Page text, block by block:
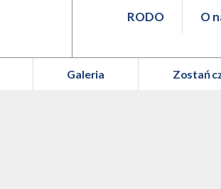
RODO O
Galeria Zostań